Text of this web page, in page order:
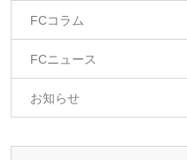
FCコラム
FCニュース
お知らせ